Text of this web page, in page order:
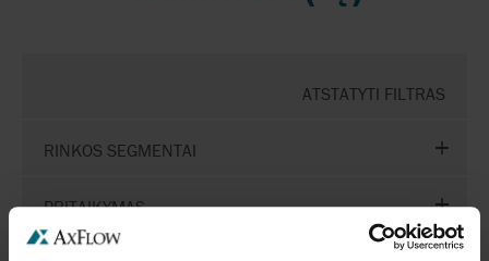
ATSTATYTI FILTRAS
RINKOS SEGMENTAI
PRITAIKYMAS